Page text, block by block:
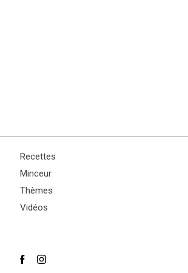
Recettes
Minceur
Thèmes
Vidéos